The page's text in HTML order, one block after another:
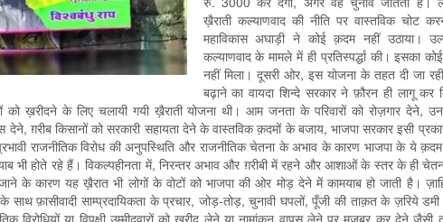
ख़ैराती कल्याणवाद की नीति पर वास्तविक चोट
महाविकास अघाड़ी ने कोई क़दम नहीं उठाया।
कल्याणवाद के मामले में ही प्रतिस्पर्द्धा की। इसका
नहीं मिला। दूसरी ओर, इस योजना के तहत दी जा
बढ़ाने का वायदा शिन्दे सरकार ने फ़ौरन ही लागू कर
को ख़रीदने के लिए चलायी गयी ख़ैराती योजना थी। आम जनता के परिवारों को रोज़गार देने,
देने, ग़रीब किसानों को सरकारी सहायता देने के वास्तविक क़दमों के बजाय, भाजपा सरकार इसी
राजनीतिक विरोध की अनुपस्थिति और राजनीतिक चेतना के अभाव के कारण भाजपा के ये
भी होते रहे हैं। विकल्पहीनता में, निरन्तर अभाव और ग़रीबी में रहने और आशाओं के स्तर के ही
के कारण यह ख़ैरात भी लोगों के वोटों को भाजपा की ओर मोड़ देने में कामयाब हो जाती है।
साथ फ़ासीवादी साम्प्रदायिकता के प्रचार, जोड़-तोड़, चुनावी घपलों, पूँजी की ताक़त के ज़रिये डमी